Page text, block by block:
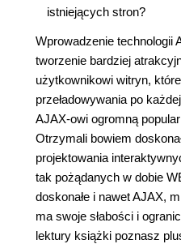
istniejących stron?
Wprowadzenie technologii
tworzenie bardziej
użytkownikowi witryn,
przeładowywania po
AJAX-owi ogromną
Otrzymali bowiem
projektowania
tak pożądanych w dobie
doskonałe i nawet AJAX,
ma swoje słabości i
lektury książki poznasz